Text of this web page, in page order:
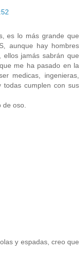
es lo más grande que
aunque hay hombres
jamás sabrán que
me ha pasado en la
medicas, ingenieras,
cumplen con sus
oso.
y espadas, creo que